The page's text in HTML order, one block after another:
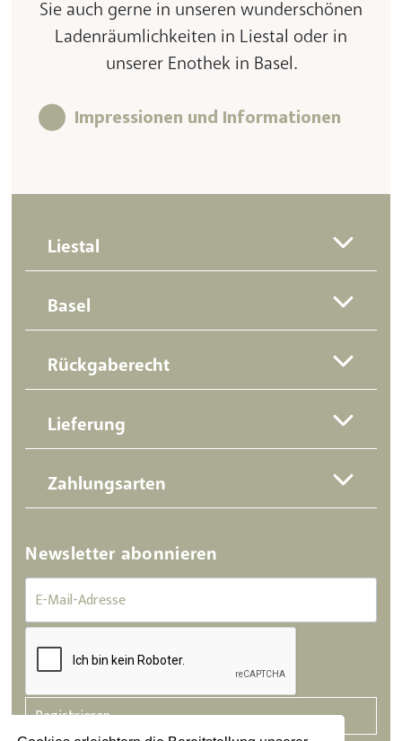
Sie auch gerne in unseren wunderschönen
Ladenräumlichkeiten in Liestal oder in
unserer Enothek in Basel.
Impressionen und Informationen
Liestal
Basel
Rückgaberecht
Lieferung
Zahlungsarten
Newsletter abonnieren
Registrieren